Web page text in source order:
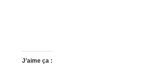
J’aime ça :